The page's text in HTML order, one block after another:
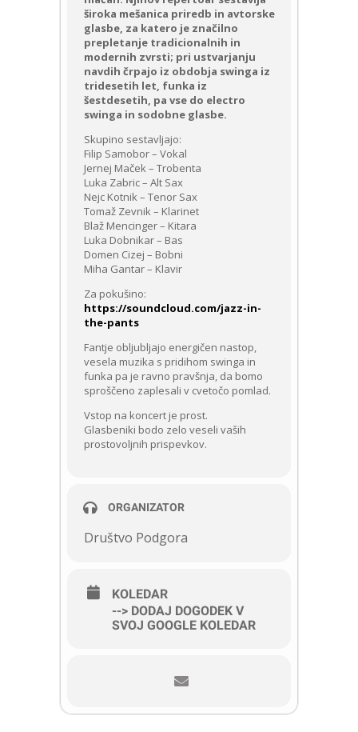
široka mešanica priredb in avtorske
glasbe, za katero je značilno
prepletanje tradicionalnih in
modernih zvrsti; pri ustvarjanju
navdih črpajo iz obdobja swinga iz
tridesetih let, funka iz
šestdesetih, pa vse do electro
swinga in sodobne glasbe.
Skupino sestavljajo:
Filip Samobor – Vokal
Jernej Maček – Trobenta
Luka Zabric – Alt Sax
Nejc Kotnik – Tenor Sax
Tomaž Zevnik – Klarinet
Blaž Mencinger – Kitara
Luka Dobnikar – Bas
Domen Cizej – Bobni
Miha Gantar – Klavir
Za pokušino:
https://soundcloud.com/jazz-in-
the-pants
Fantje obljubljajo energičen nastop,
vesela muzika s pridihom swinga in
funka pa je ravno pravšnja, da bomo
sproščeno zaplesali v cvetočo pomlad.
Vstop na koncert je prost.
Glasbeniki bodo zelo veseli vaših
prostovoljnih prispevkov.
ORGANIZATOR
Društvo Podgora
KOLEDAR
--> DODAJ DOGODEK V
SVOJ GOOGLE KOLEDAR